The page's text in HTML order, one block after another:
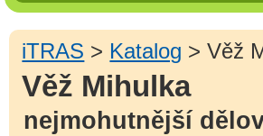
iTRAS > Katalog > Věž
Věž Mihulka
nejmohutnější